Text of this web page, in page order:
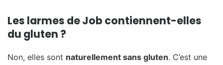
Les larmes de Job contiennent-elles
du gluten ?
Non, elles sont naturellement sans gluten. C’est une